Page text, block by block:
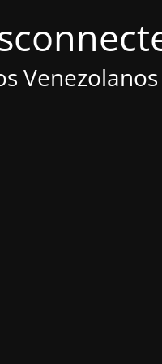
Venezolanos